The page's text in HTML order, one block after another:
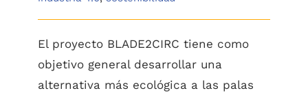
El proyecto BLADE2CIRC tiene como
objetivo general desarrollar una
alternativa más ecológica a las palas